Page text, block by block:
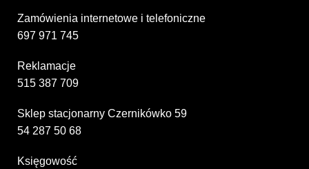
Zamówienia internetowe i telefoniczne
697 971 745
Reklamacje
515 387 709
Sklep stacjonarny Czernikówko 59
54 287 50 68
Księgowość